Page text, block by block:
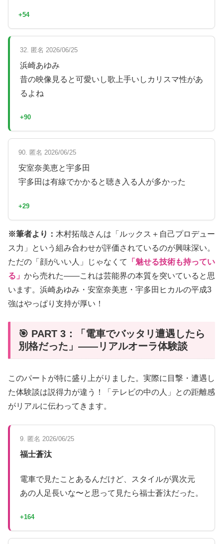
+54
32. 匿名 2026/06/25
浜崎あゆみ
昔の映像見ると可愛いし歌上手いしカリスマ性があ
るよね
+90
90. 匿名 2026/06/25
安室奈美恵と宇多田
宇多田は有線でかかると聴き入る人が多かった
+29
※筆者より： 木村拓哉さんは「ルックス＋自己プロデュー
ス力」という組み合わせが評価されているのが興味深い。
ただの「顔がいい人」じゃなくて
「魅せる技術も持ってい
る」 から売れた——これは芸能界の本質を突いていると思
います。浜崎あゆみ・安室奈美恵・宇多田ヒカルの平成3
強はやっぱり支持が厚い！
🎯 PART 3：「電車でバッタリ遭遇したら
別格だった」——リアルオーラ体験談
このパートが特に盛り上がりました。実際に目撃・遭遇し
た体験談は説得力が違う！「テレビの中の人」との距離感
がリアルに伝わってきます。
9. 匿名 2026/06/25
福士蒼汰
電車で見たことあるんだけど、スタイルが異次元
あの人足長いな〜と思って見たら福士蒼汰だった。
+164